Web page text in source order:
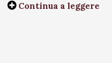
Continua a leggere